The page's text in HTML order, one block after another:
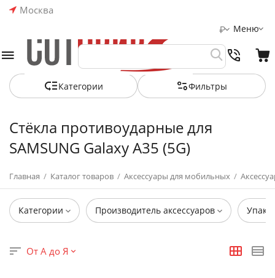
Москва
Меню
₽
Категории Фильтры
Стёкла противоударные для
SAMSUNG Galaxy A35 (5G)
Главная / Каталог товаров / Аксессуары для мобильных /
Категории Производитель аксессуаров
От А до Я